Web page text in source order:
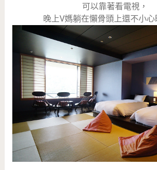
可以靠著看電視，
晚上V媽躺在懶骨頭上還不小心